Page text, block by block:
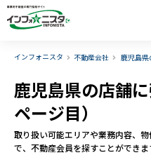
インフォニスタ 不動産会社 鹿児島県
鹿児島県の店舗
ページ目）
取り扱い可能エリアや業務内容、
で、不動産会員を探すことができま